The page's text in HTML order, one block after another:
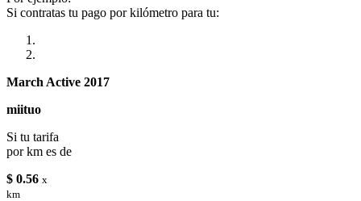
Si contratas tu pago por kilómetro para tu:
March Active 2017
miituo
Si tu tarifa
por km es de
$ 0.56 x
km